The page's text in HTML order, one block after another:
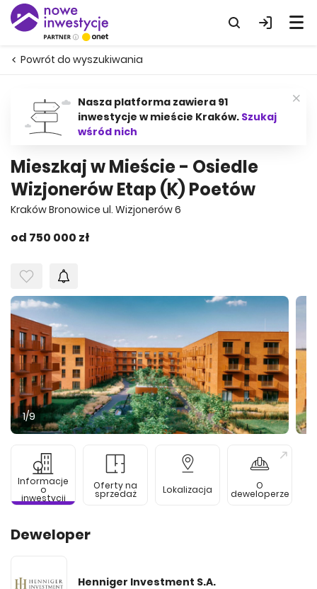
Powrót do wyszukiwania
Nasza platforma zawiera 91
inwestycje w mieście Kraków. Szukaj
wśród nich
Mieszkaj w Mieście - Osiedle
Wizjonerów Etap (K) Poetów
Kraków Bronowice ul. Wizjonerów 6
od 750 000 zł
1/9
Informacje
o
inwestycji
Oferty na
sprzedaż Lokalizacja O
deweloperze
Deweloper
Henniger Investment S.A.